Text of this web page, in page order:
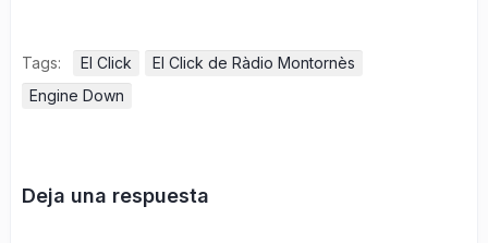
Tags: El Click
El Click de Ràdio Montornès
Engine Down
Deja una respuesta